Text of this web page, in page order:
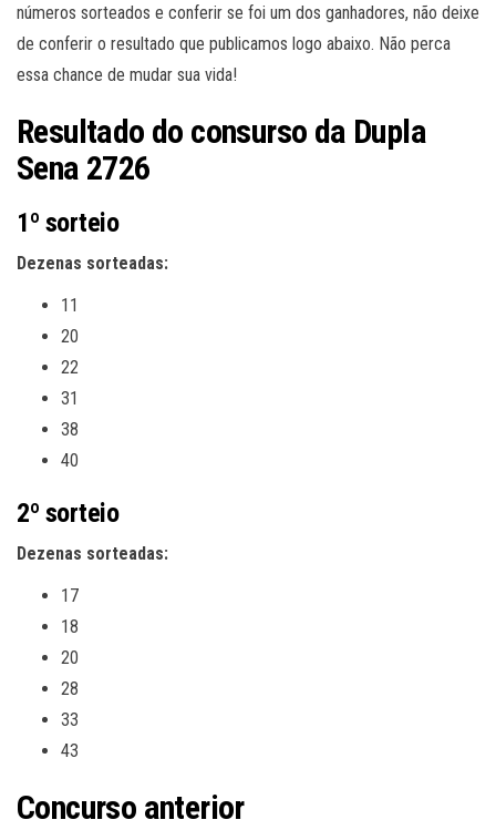
números sorteados e conferir se foi um dos ganhadores, não deixe
de conferir o resultado que publicamos logo abaixo. Não perca
essa chance de mudar sua vida!
Resultado do consurso da Dupla
Sena 2726
1º sorteio
Dezenas sorteadas:
11
20
22
31
38
40
2º sorteio
Dezenas sorteadas:
17
18
20
28
33
43
Concurso anterior